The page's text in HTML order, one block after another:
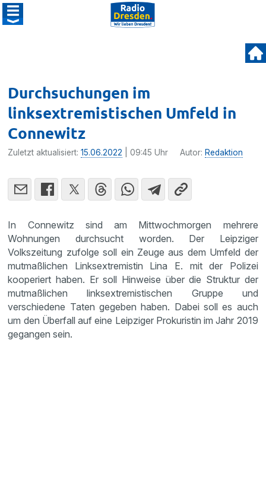
Durchsuchungen im
linksextremistischen Umfeld in
Connewitz
Zuletzt aktualisiert:15.06.2022 | 09:45 Uhr Autor: Redaktion
In Connewitz sind am Mittwochmorgen mehrere
Wohnungen durchsucht worden. Der Leipziger
Volkszeitung zufolge soll ein Zeuge aus dem Umfeld der
mutmaßlichen Linksextremistin Lina E. mit der Polizei
kooperiert haben. Er soll Hinweise über die Struktur der
mutmaßlichen linksextremistischen Gruppe und
verschiedene Taten gegeben haben. Dabei soll es auch
um den Überfall auf eine Leipziger Prokuristin im Jahr 2019
gegangen sein.